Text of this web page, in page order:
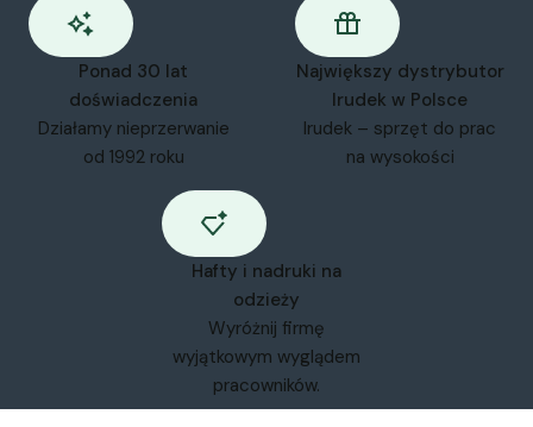
Ponad 30 lat
doświadczenia
Działamy nieprzerwanie
od 1992 roku
Największy dystrybutor
Irudek w Polsce
Irudek – sprzęt do prac
na wysokości
Hafty i nadruki na
odzieży
Wyróżnij firmę
wyjątkowym wyglądem
pracowników.